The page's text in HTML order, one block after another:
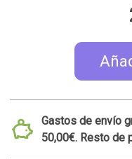
Gastos de envío
50,00€. Resto de